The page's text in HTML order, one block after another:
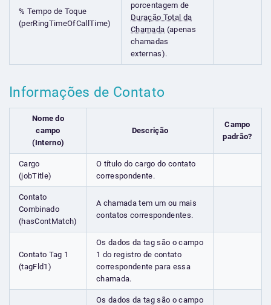
% Tempo de Toque
(perRingTimeOfCallTime)
porcentagem de
Duração Total da
Chamada (apenas
chamadas
externas).
Informações de Contato
Nome do
campo
(Interno)
Descrição
Campo
padrão?
Cargo
(jobTitle)
O título do cargo do contato
correspondente.
Contato
Combinado
(hasContMatch)
A chamada tem um ou mais
contatos correspondentes.
Contato Tag 1
(tagFld1)
Os dados da tag são o campo
1 do registro de contato
correspondente para essa
chamada.
Os dados da tag são o campo